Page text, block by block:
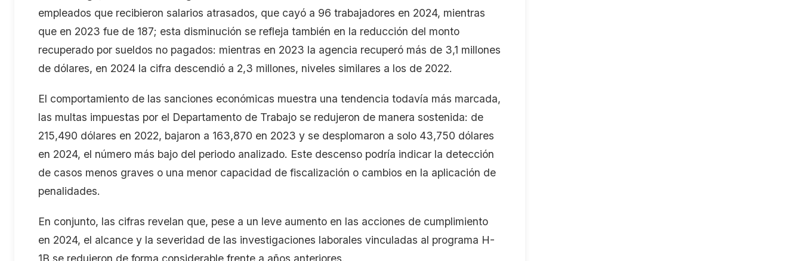
empleados que recibieron salarios atrasados, que cayó a 96 trabajadores en 2024, mientras
que en 2023 fue de 187; esta disminución se refleja también en la reducción del monto
recuperado por sueldos no pagados: mientras en 2023 la agencia recuperó más de 3,1 millones
de dólares, en 2024 la cifra descendió a 2,3 millones, niveles similares a los de 2022.
El comportamiento de las sanciones económicas muestra una tendencia todavía más marcada,
las multas impuestas por el Departamento de Trabajo se redujeron de manera sostenida: de
215,490 dólares en 2022, bajaron a 163,870 en 2023 y se desplomaron a solo 43,750 dólares
en 2024, el número más bajo del periodo analizado. Este descenso podría indicar la detección
de casos menos graves o una menor capacidad de fiscalización o cambios en la aplicación de
penalidades.
En conjunto, las cifras revelan que, pese a un leve aumento en las acciones de cumplimiento
en 2024, el alcance y la severidad de las investigaciones laborales vinculadas al programa H-
1B se redujeron de forma considerable frente a años anteriores.